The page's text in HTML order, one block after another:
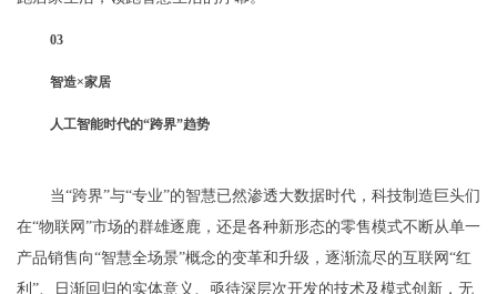
03
智造×家居
人工智能时代的“跨界”趋势
当“跨界”与“专业”的智慧已然渗透大数据时代，科技制造巨头们
在“物联网”市场的群雄逐鹿，还是各种新形态的零售模式不断从单一
产品销售向“智慧全场景”概念的变革和升级，逐渐流尽的互联网“红
利”、日渐回归的实体意义、亟待深层次开发的技术及模式创新，无